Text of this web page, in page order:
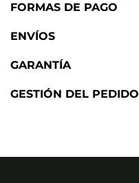
FORMAS DE PAGO
ENVÍOS
GARANTÍA
GESTIÓN DEL PEDIDO